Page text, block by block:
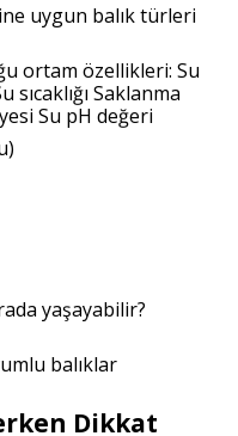
uygun balık türleri
ortam özellikleri: Su
Saklanma
Su pH değeri
yaşayabilir?
balıklar
Dikkat